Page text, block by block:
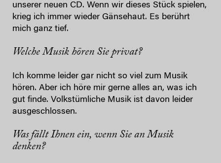
unserer neuen CD. Wenn wir dieses Stück spielen,
krieg ich immer wieder Gänsehaut. Es berührt
mich ganz tief.
Welche Musik hören Sie privat?
Ich komme leider gar nicht so viel zum Musik
hören. Aber ich höre mir gerne alles an, was ich
gut finde. Volkstümliche Musik ist davon leider
ausgeschlossen.
Was fällt Ihnen ein, wenn Sie an Musik
denken?